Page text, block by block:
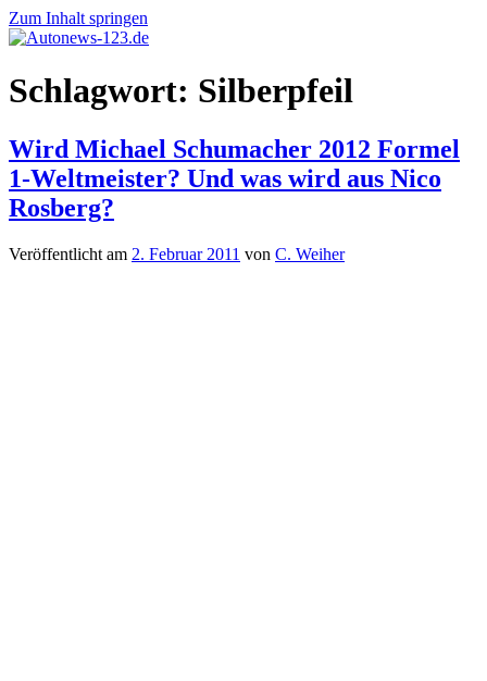
Zum Inhalt springen
Autonews-
123.de
Autonews
mit
Schlagwort: Silberpfeil
Wird Michael Schumacher 2012 Formel
1-Weltmeister? Und was wird aus Nico
Rosberg?
Veröffentlicht am 2. Februar 2011 von C. Weiher